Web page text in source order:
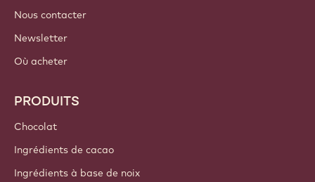
Nous contacter
Newsletter
Où acheter
PRODUITS
Chocolat
Ingrédients de cacao
Ingrédients à base de noix